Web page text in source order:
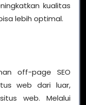
kualitas
lebih optimal.
off-page SEO
web dari luar,
web. Melalui